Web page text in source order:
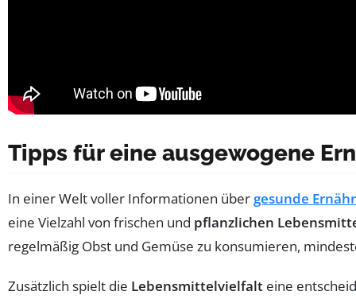
Tipps für eine ausgewogene
In einer Welt voller Informationen über gesunde
eine Vielzahl von frischen und pflanzlichen
regelmäßig Obst und Gemüse zu konsumieren,
Zusätzlich spielt die Lebensmittelvielfalt eine